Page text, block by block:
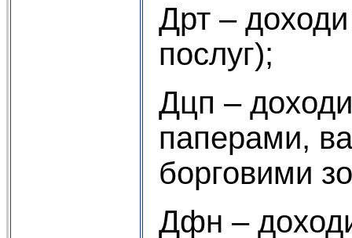
Дрт – доходи
послуг);
Дцп – доходи
паперами,
борговими
Дфн –